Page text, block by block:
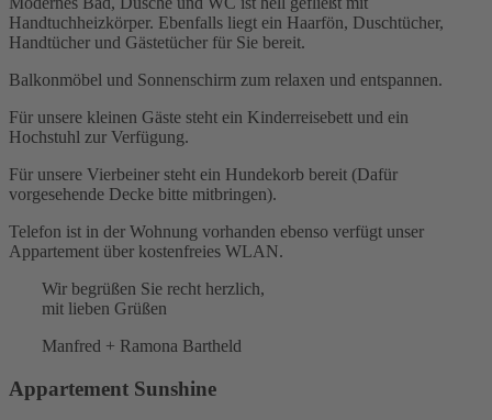
Handtuchheizkörper. Ebenfalls liegt ein Haarfön, Duschtücher,
Handtücher und Gästetücher für Sie bereit.
Balkonmöbel und Sonnenschirm zum relaxen und entspannen.
Für unsere kleinen Gäste steht ein Kinderreisebett und ein
Hochstuhl zur Verfügung.
Für unsere Vierbeiner steht ein Hundekorb bereit (Dafür
vorgesehende Decke bitte mitbringen).
Telefon ist in der Wohnung vorhanden ebenso verfügt unser
Appartement über kostenfreies WLAN.
Wir begrüßen Sie recht herzlich,
mit lieben Grüßen
Manfred + Ramona Bartheld
Appartement Sunshine